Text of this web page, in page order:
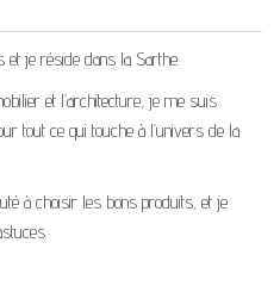
et je réside dans la Sarthe.
et l’architecture, je me suis
tout ce qui touche à l’univers de la
à choisir les bons produits, et je